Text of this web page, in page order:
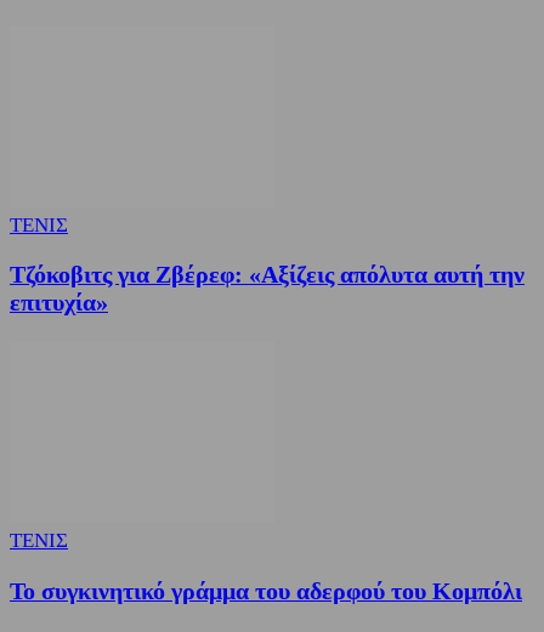
ΤΕΝΙΣ
Τζόκοβιτς για Ζβέρεφ: «Αξίζεις απόλυτα αυτή την
επιτυχία»
ΤΕΝΙΣ
Το συγκινητικό γράμμα του αδερφού του Κομπόλι